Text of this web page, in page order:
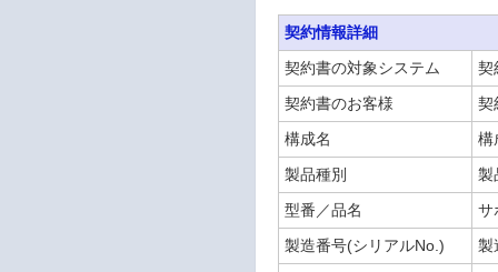
契約情報詳細
契約書の対象システム
契
契約書のお客様
契
構成名
構
製品種別
製
型番／品名
サ
製造番号(シリアルNo.)
製